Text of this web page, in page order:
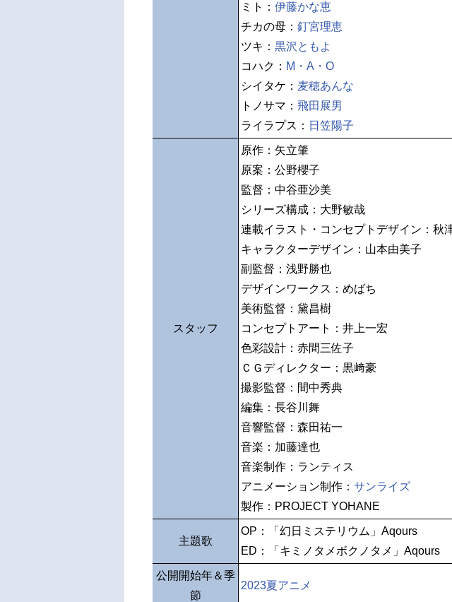
ミト： 伊藤かな恵
チカの母： 釘宮理恵
ツキ： 黒沢ともよ
コハク： M・A・O
シイタケ： 麦穂あんな
トノサマ： 飛田展男
ライラプス： 日笠陽子
スタッフ
原作：矢立肇
原案：公野櫻子
監督：中谷亜沙美
シリーズ構成：大野敏哉
連載イラスト・コンセプトデザイン：秋
キャラクターデザイン：山本由美子
副監督：浅野勝也
デザインワークス：めばち
美術監督：黛昌樹
コンセプトアート：井上一宏
色彩設計：赤間三佐子
ＣＧディレクター：黒﨑豪
撮影監督：間中秀典
編集：長谷川舞
音響監督：森田祐一
音楽：加藤達也
音楽制作：ランティス
アニメーション制作： サンライズ
製作：PROJECT YOHANE
主題歌
OP：「幻日ミステリウム」Aqours
ED：「キミノタメボクノタメ」Aqours
公開開始年＆季
節
2023夏アニメ